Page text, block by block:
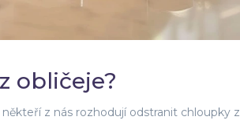
obličeje?
z nás rozhodují odstranit chloupky z